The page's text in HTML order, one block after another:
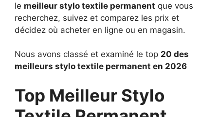
le meilleur stylo textile permanent que vous
recherchez, suivez et comparez les prix et
décidez où acheter en ligne ou en magasin.
Nous avons classé et examiné le top 20 des
meilleurs stylo textile permanent en 2026
Top Meilleur Stylo